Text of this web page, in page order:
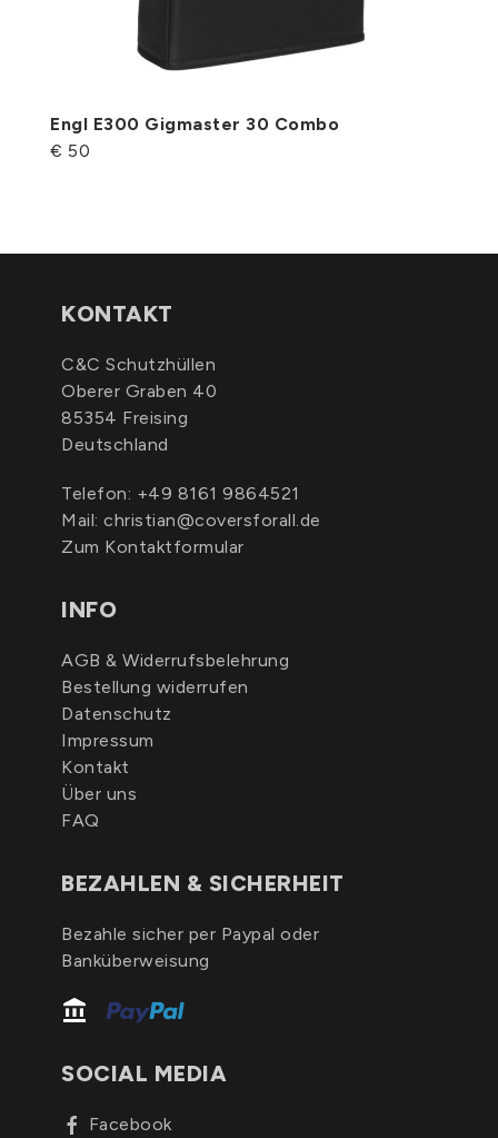
Engl E300 Gigmaster 30 Combo
€ 50
KONTAKT
C&C Schutzhüllen
Oberer Graben 40
85354 Freising
Deutschland
Telefon: +49 8161 9864521
Mail: christian@coversforall.de
Zum Kontaktformular
INFO
AGB & Widerrufsbelehrung
Bestellung widerrufen
Datenschutz
Impressum
Kontakt
Über uns
FAQ
BEZAHLEN & SICHERHEIT
Bezahle sicher per Paypal oder
Banküberweisung
SOCIAL MEDIA
Facebook